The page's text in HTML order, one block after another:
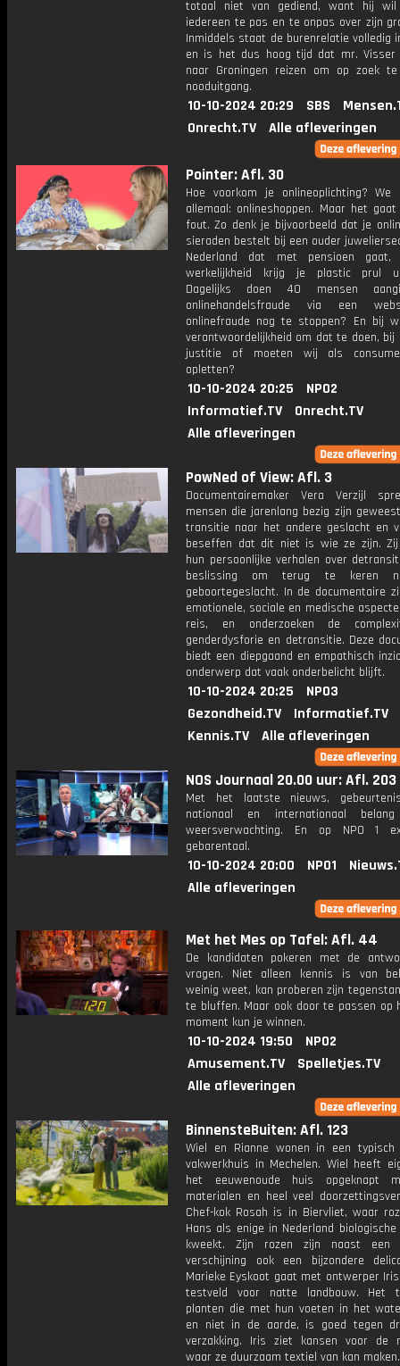
totaal niet van gediend, want hij
iedereen te pas en te onpas over zijn
Inmiddels staat de burenrelatie volledig
en is het dus hoog tijd dat mr. Visser
naar Groningen reizen om op zoek
nooduitgang.
10-10-2024 20:29 SBS
Onrecht.TV
Alle afleveringen
Pointer: Afl. 30
Hoe voorkom je onlineoplichting? We
allemaal: onlineshoppen. Maar het
fout. Zo denk je bijvoorbeeld dat je
sieraden bestelt bij een ouder
Nederland dat met pensioen
werkelijkheid krijg je plastic prul
Dagelijks doen 40 mensen
onlinehandelsfraude via een
onlinefraude nog te stoppen? En bij
verantwoordelijkheid om dat te doen, bij
justitie of moeten wij als
opletten?
10-10-2024 20:25
NPO2
Informatief.TV
Onrecht.TV
Alle afleveringen
PowNed of View: Afl. 3
Documentairemaker Vera Verzijl
mensen die jarenlang bezig zijn
transitie naar het andere geslacht en
beseffen dat dit niet is wie ze zijn.
hun persoonlijke verhalen over
beslissing om terug te keren
geboortegeslacht. In de documentaire
emotionele, sociale en medische
reis, en onderzoeken de
genderdysforie en detransitie. Deze
biedt een diepgaand en empathisch
onderwerp dat vaak onderbelicht blijft.
10-10-2024 20:25
NPO3
Gezondheid.TV
Informatief.TV
Kennis.TV
Alle afleveringen
NOS Journaal 20.00 uur: Afl. 203
Met het laatste nieuws,
nationaal en internationaal
weersverwachting. En op NPO 1
gebarentaal.
10-10-2024 20:00 NPO1
Alle afleveringen
Met het Mes op Tafel: Afl. 44
De kandidaten pokeren met de
vragen. Niet alleen kennis is van
weinig weet, kan proberen zijn
te bluffen. Maar ook door te passen op
moment kun je winnen.
10-10-2024 19:50
NPO2
Amusement.TV
Spelletjes.TV
Alle afleveringen
BinnensteBuiten: Afl. 123
Wiel en Rianne wonen in een typisch
vakwerkhuis in Mechelen. Wiel heeft
het eeuwenoude huis opgeknapt
materialen en heel veel
Chef-kok Rosah is in Biervliet, waar
Hans als enige in Nederland
kweekt. Zijn rozen zijn naast een
verschijning ook een bijzondere
Marieke Eyskoot gaat met ontwerper
testveld voor natte landbouw. Het
planten die met hun voeten in het
en niet in de aarde, is goed tegen
verzakking. Iris ziet kansen voor de
waar ze duurzaam textiel van kan maken.